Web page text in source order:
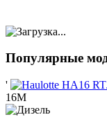
Популярные
'
16М